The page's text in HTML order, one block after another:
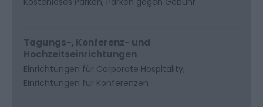
Tagungs-, Konferenz- und
Hochzeitseinrichtungen
Einrichtungen für Corporate Hospitality
Einrichtungen für Konferenzen